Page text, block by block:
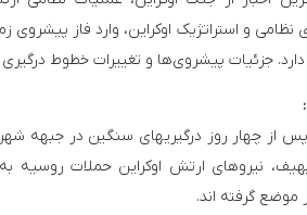
نظامی و استراتژیک اوکراین، وارد فاز
جزئیات پیشروی‌ها و تغییرات خطوط
از چهار روز درگیریهای سنگین در جبهه
نیروهای ارتش اوکراین حملات روسیه
گرفته اند.